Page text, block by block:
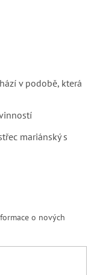
v podobě, která
mariánský s
o nových